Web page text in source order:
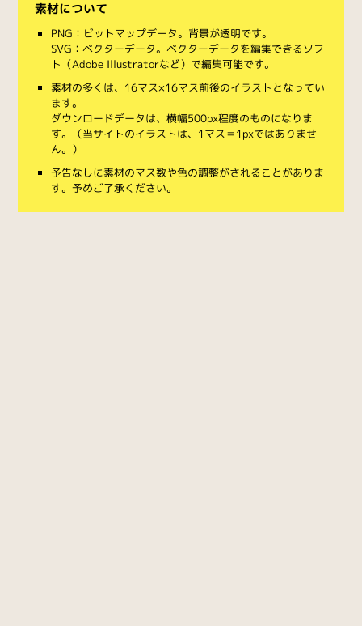
素材について
PNG：ビットマップデータ。背景が透明です。
SVG：ベクターデータ。ベクターデータを編集できるソフ
ト（Adobe Illustratorなど）で編集可能です。
素材の多くは、16マス×16マス前後のイラストとなってい
ます。
ダウンロードデータは、横幅500px程度のものになりま
す。（当サイトのイラストは、1マス＝1pxではありませ
ん。）
予告なしに素材のマス数や色の調整がされることがありま
す。予めご了承ください。